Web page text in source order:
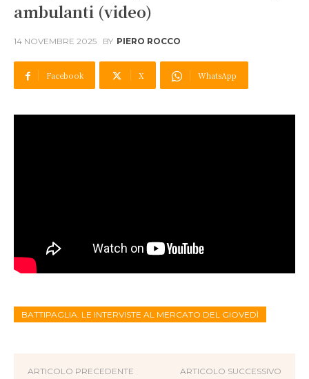
ambulanti (video)
14 NOVEMBRE 2025 BY PIERO ROCCO
Facebook X WhatsApp
BATTIPAGLIA. LE INTERVISTE AL MERCATO DEL GIOVEDÌ
ARTICOLO PRECEDENTE ARTICOLO SUCCESSIVO